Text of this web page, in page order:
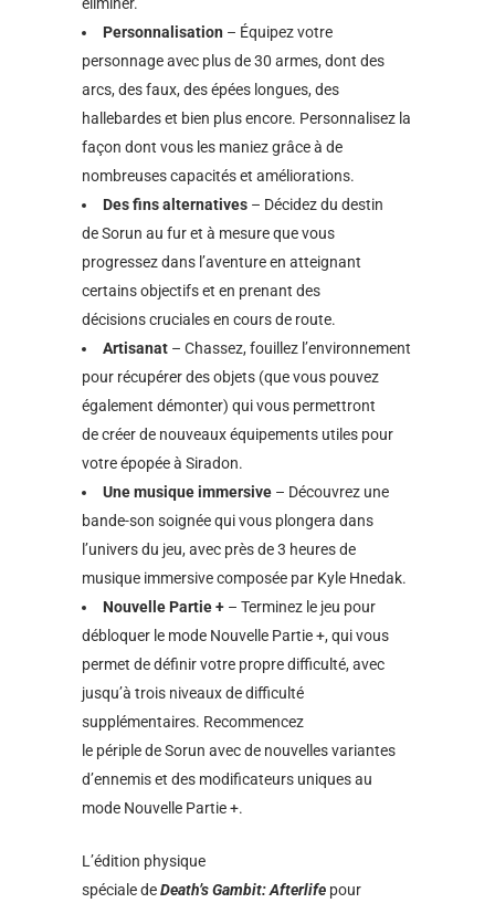
Personnalisation – Équipez votre
personnage avec plus de 30 armes, dont des
arcs, des faux, des épées longues, des
hallebardes et bien plus encore. Personnalisez la
façon dont vous les maniez grâce à de
nombreuses capacités et améliorations.
Des fins alternatives – Décidez du destin
de Sorun au fur et à mesure que vous
progressez dans l’aventure en atteignant
certains objectifs et en prenant des
décisions cruciales en cours de route.
Artisanat – Chassez, fouillez l’environnement
pour récupérer des objets (que vous pouvez
également démonter) qui vous permettront
de créer de nouveaux équipements utiles pour
votre épopée à Siradon.
Une musique immersive – Découvrez une
bande-son soignée qui vous plongera dans
l’univers du jeu, avec près de 3 heures de
musique immersive composée par Kyle Hnedak.
Nouvelle Partie + – Terminez le jeu pour
débloquer le mode Nouvelle Partie +, qui vous
permet de définir votre propre difficulté, avec
jusqu’à trois niveaux de difficulté
supplémentaires. Recommencez
le périple de Sorun avec de nouvelles variantes
d’ennemis et des modificateurs uniques au
mode Nouvelle Partie +.
L’édition physique
spéciale deDeath’s Gambit: Afterlife pour